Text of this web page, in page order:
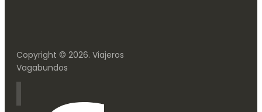
Copyright © 2026. Viajeros
Vagabundos